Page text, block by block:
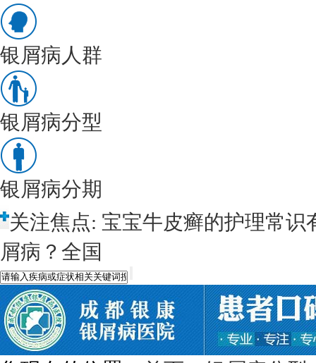
银屑病人群
银屑病分型
银屑病分期
关注焦点: 宝宝牛皮癣的护理常识
屑病？全国